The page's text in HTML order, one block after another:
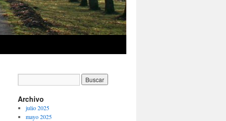
Archivo
julio 2025
mayo 2025